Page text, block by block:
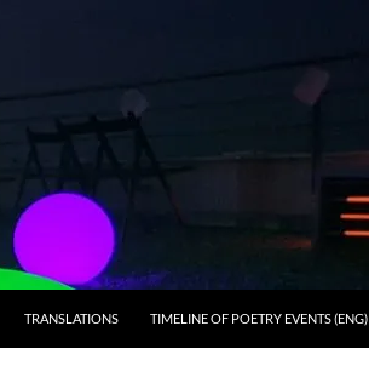
TRANSLATIONS TIMELINE OF POETRY EVENTS (ENG)